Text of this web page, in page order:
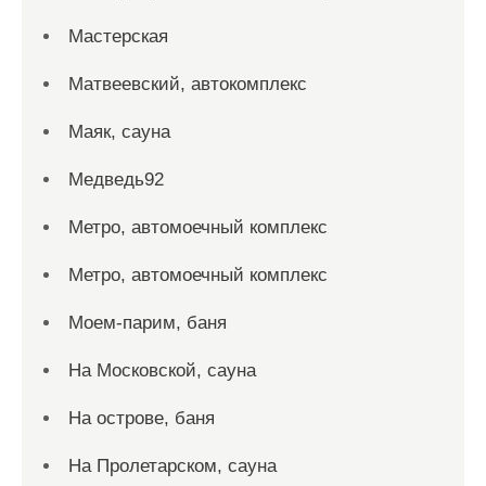
Мастерская
Матвеевский, автокомплекс
Маяк, сауна
Медведь92
Метро, автомоечный комплекс
Метро, автомоечный комплекс
Моем-парим, баня
На Московской, сауна
На острове, баня
На Пролетарском, сауна